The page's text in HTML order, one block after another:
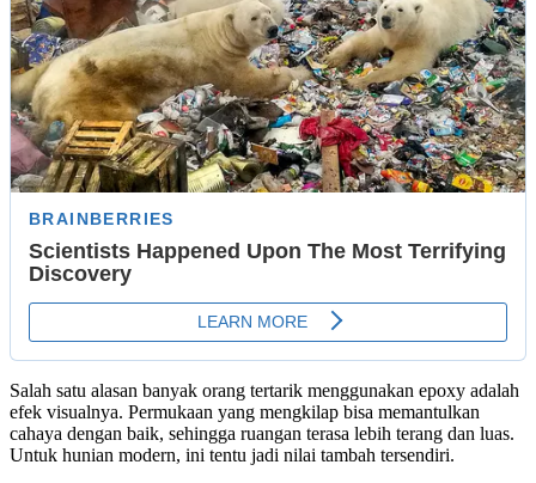
Salah satu alasan banyak orang tertarik menggunakan epoxy adalah
efek visualnya. Permukaan yang mengkilap bisa memantulkan
cahaya dengan baik, sehingga ruangan terasa lebih terang dan luas.
Untuk hunian modern, ini tentu jadi nilai tambah tersendiri.